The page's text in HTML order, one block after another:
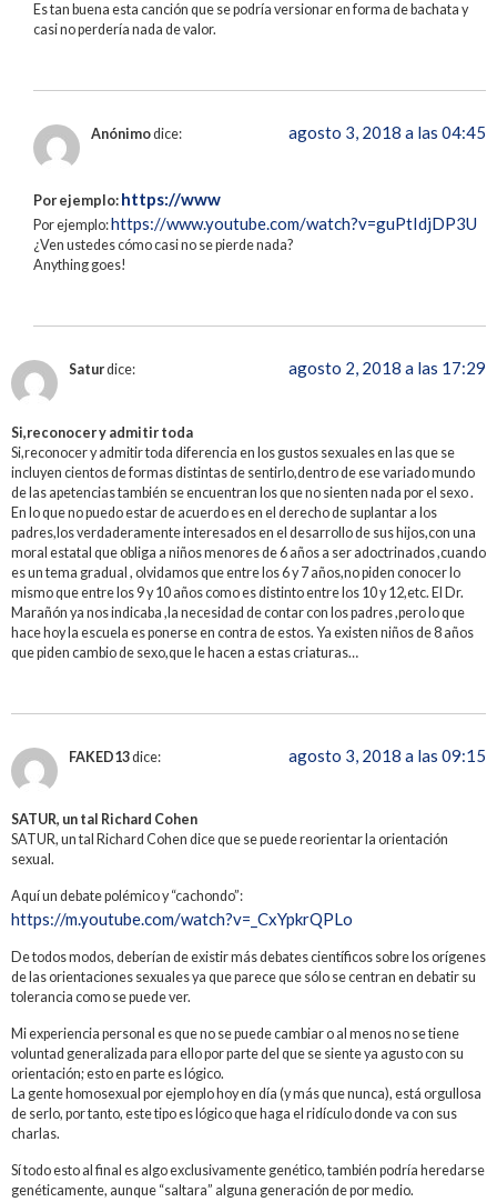
Es tan buena esta canción que se podría versionar en forma de bachata y
casi no perdería nada de valor.
Anónimodice: agosto 3, 2018 a las 04:45
Por ejemplo: https://www
Por ejemplo:https://www.youtube.com/watch?v=guPtIdjDP3U
¿Ven ustedes cómo casi no se pierde nada?
Anything goes!
Saturdice: agosto 2, 2018 a las 17:29
Si,reconocer y admitir toda
Si,reconocer y admitir toda diferencia en los gustos sexuales en las que se
incluyen cientos de formas distintas de sentirlo,dentro de ese variado mundo
de las apetencias también se encuentran los que no sienten nada por el sexo .
En lo que no puedo estar de acuerdo es en el derecho de suplantar a los
padres,los verdaderamente interesados en el desarrollo de sus hijos,con una
moral estatal que obliga a niños menores de 6 años a ser adoctrinados ,cuando
es un tema gradual , olvidamos que entre los 6 y 7 años,no piden conocer lo
mismo que entre los 9 y 10 años como es distinto entre los 10 y 12,etc. El Dr.
Marañón ya nos indicaba ,la necesidad de contar con los padres ,pero lo que
hace hoy la escuela es ponerse en contra de estos. Ya existen niños de 8 años
que piden cambio de sexo,que le hacen a estas criaturas…
FAKED13dice: agosto 3, 2018 a las 09:15
SATUR, un tal Richard Cohen
SATUR, un tal Richard Cohen dice que se puede reorientar la orientación
sexual.
Aquí un debate polémico y “cachondo”:
https://m.youtube.com/watch?v=_CxYpkrQPLo
De todos modos, deberían de existir más debates científicos sobre los orígenes
de las orientaciones sexuales ya que parece que sólo se centran en debatir su
tolerancia como se puede ver.
Mi experiencia personal es que no se puede cambiar o al menos no se tiene
voluntad generalizada para ello por parte del que se siente ya agusto con su
orientación; esto en parte es lógico.
La gente homosexual por ejemplo hoy en día (y más que nunca), está orgullosa
de serlo, por tanto, este tipo es lógico que haga el ridículo donde va con sus
charlas.
Sí todo esto al final es algo exclusivamente genético, también podría heredarse
genéticamente, aunque “saltara” alguna generación de por medio.